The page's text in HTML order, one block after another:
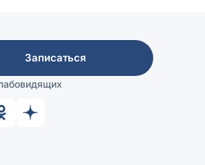
Записаться